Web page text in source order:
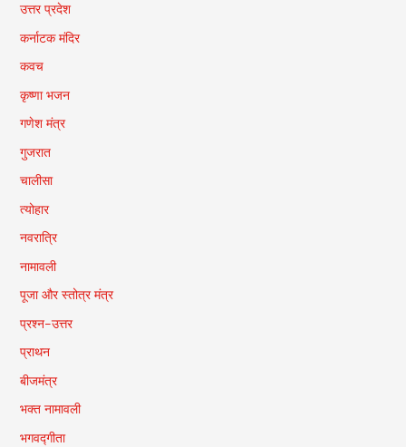
उत्तर प्रदेश
कर्नाटक मंदिर
कवच
कृष्णा भजन
गणेश मंत्र
गुजरात
चालीसा
त्योहार
नवरात्रि
नामावली
पूजा और स्तोत्र मंत्र
प्रश्न-उत्तर
प्राथन
बीजमंत्र
भक्त नामावली
भगवद्गीता